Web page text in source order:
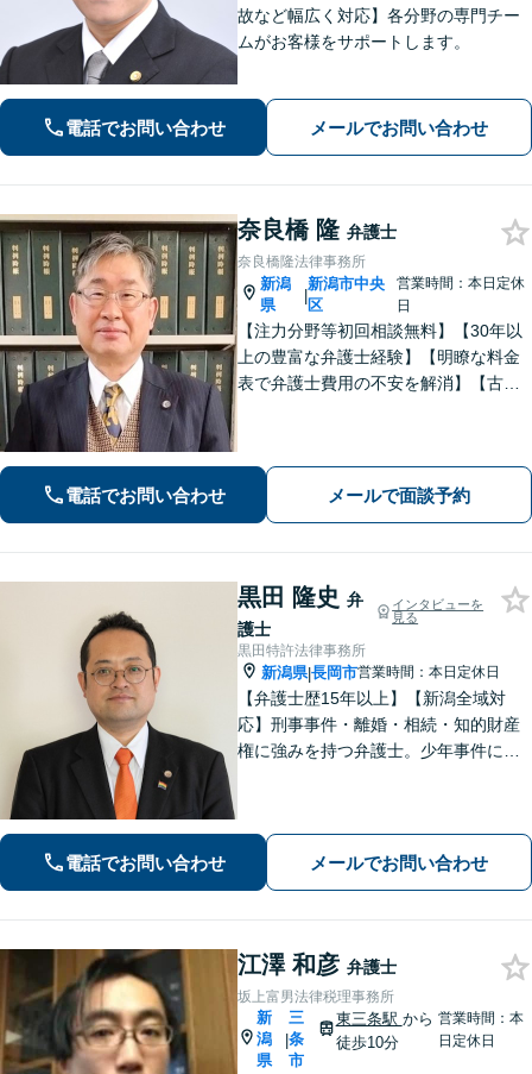
故など幅広く対応】各分野の専門チー
ムがお客様をサポートします。
電話でお問い合わせ メールでお問い合わせ
奈良橋 隆 弁護士
奈良橋隆法律事務所
新潟
県
|
新潟市中央
区
営業時間：本日定休
日
【注力分野等初回相談無料】【30年以
上の豊富な弁護士経験】【明瞭な料金
表で弁護士費用の不安を解消】【古町
電話でお問い合わせ メールで面談予約
黒田 隆史 弁
護士
インタビューを
見る
黒田特許法律事務所
新潟県|長岡市営業時間：本日定休日
【弁護士歴15年以上】【新潟全域対
応】刑事事件・離婚・相続・知的財産
権に強みを持つ弁護士。少年事件にも
に努めますので、お気軽にご相談くだ
さい。
電話でお問い合わせ メールでお問い合わせ
江澤 和彦 弁護士
坂上富男法律税理事務所
新
潟
県
|
三
条
市
東三条駅 から
徒歩10分
営業時間：本
日定休日